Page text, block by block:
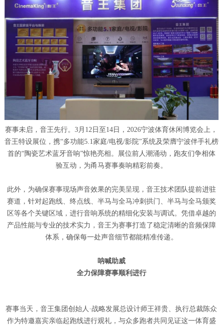
赛事未启，音王先行。3月12日至14日，2026宁波体育休闲博览会上，
音王特设展位，携“多功能5.1家庭/电视/影院”系统及荣膺宁波伴手礼榜
首的“陶瓷艺术蓝牙音响”惊艳亮相。展位前人潮涌动，跑友们争相体
验互动，为甬马赛事奏响精彩前奏。
此外，为确保赛事现场声音效果的完美呈现，音王技术团队提前进驻
赛道，针对起跑线、终点线、半马与全马冲刺拱门、半马与全马颁奖
区等各个关键区域，进行音响系统的精细化安装与调试。凭借卓越的
产品性能与专业的技术实力，音王为赛事打造了稳定清晰的音频保障
体系，确保每一处声音细节都能精准传递。
呐喊助威
全力保障赛事顺利进行
赛事当天，音王集团创始人·战略发展总设计师王祥贵、执行总裁陈众
作为特邀嘉宾亲临起跑线进行观礼，与众多跑者共同见证这一体育盛